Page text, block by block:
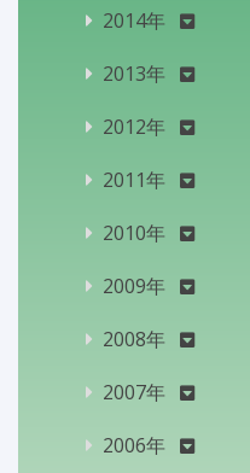
2014年
2013年
2012年
2011年
2010年
2009年
2008年
2007年
2006年